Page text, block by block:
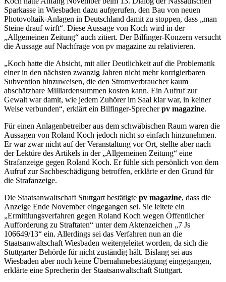
Sparkasse in Wiesbaden dazu aufgerufen, den Bau von neuen
Photovoltaik-Anlagen in Deutschland damit zu stoppen, dass „man
Steine drauf wirft“. Diese Aussage von Koch wird in der
„Allgemeinen Zeitung“ auch zitiert. Der Bilfinger-Konzern versucht
die Aussage auf Nachfrage von pv magazine zu relativieren.
„Koch hatte die Absicht, mit aller Deutlichkeit auf die Problematik
einer in den nächsten zwanzig Jahren nicht mehr korrigierbaren
Subvention hinzuweisen, die den Stromverbraucher kaum
abschätzbare Milliardensummen kosten kann. Ein Aufruf zur
Gewalt war damit, wie jedem Zuhörer im Saal klar war, in keiner
Weise verbunden“, erklärt ein Bilfinger-Sprecherpv magazine.
Für einen Anlagenbetreiber aus dem schwäbischen Raum waren die
Aussagen von Roland Koch jedoch nicht so einfach hinzunehmen.
Er war zwar nicht auf der Veranstaltung vor Ort, stellte aber nach
der Lektüre des Artikels in der „Allgemeinen Zeitung“ eine
Strafanzeige gegen Roland Koch. Er fühle sich persönlich von dem
Aufruf zur Sachbeschädigung betroffen, erklärte er den Grund für
die Strafanzeige.
Die Staatsanwaltschaft Stuttgart bestätigte pv magazine, dass die
Anzeige Ende November eingegangen sei. Sie leitete ein
„Ermittlungsverfahren gegen Roland Koch wegen Öffentlicher
Aufforderung zu Straftaten“ unter dem Aktenzeichen „7 Js
106649/13“ ein. Allerdings sei das Verfahren nun an die
Staatsanwaltschaft Wiesbaden weitergeleitet worden, da sich die
Stuttgarter Behörde für nicht zuständig hält. Bislang sei aus
Wiesbaden aber noch keine Übernahmebestätigung eingegangen,
erklärte eine Sprecherin der Staatsanwaltschaft Stuttgart.